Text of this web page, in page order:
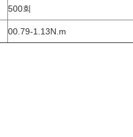
500회
00.79-1.13N.m